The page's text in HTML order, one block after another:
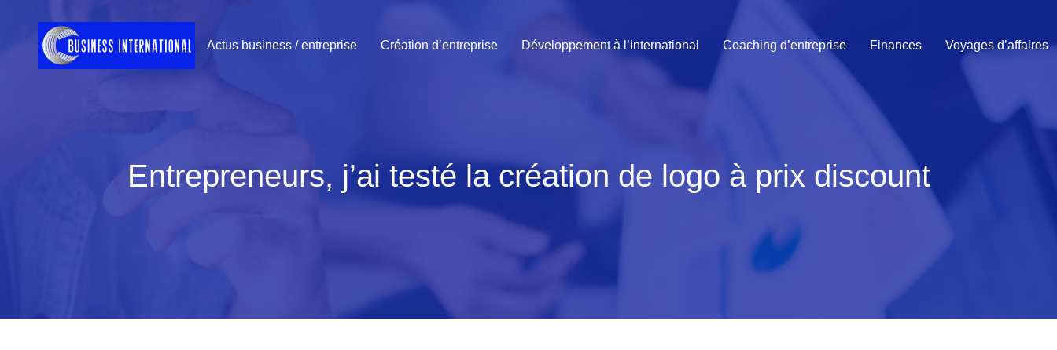
Actus business / entreprise Création d’entreprise Développement à l’international Coaching d’entreprise Finances Voyages d’affaires
Entrepreneurs, j’ai testé la création de logo à prix discount